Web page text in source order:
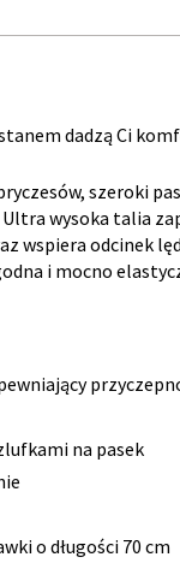
dadzą Ci
szeroki
wysoka talia
wspiera odcinek
i mocno
na pasek
o długości 70 cm